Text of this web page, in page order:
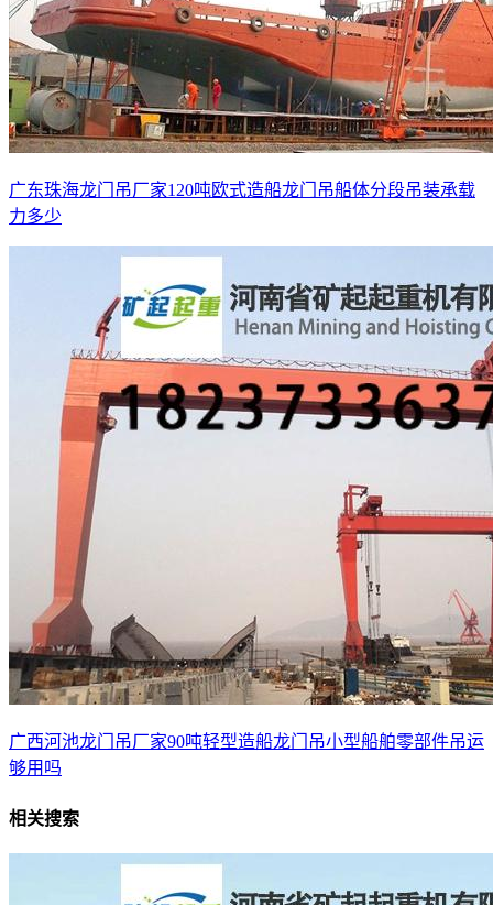
广东珠海龙门吊厂家120吨欧式造船龙门吊船体分段吊装承载
力多少
广西河池龙门吊厂家90吨轻型造船龙门吊小型船舶零部件吊运
够用吗
相关搜索